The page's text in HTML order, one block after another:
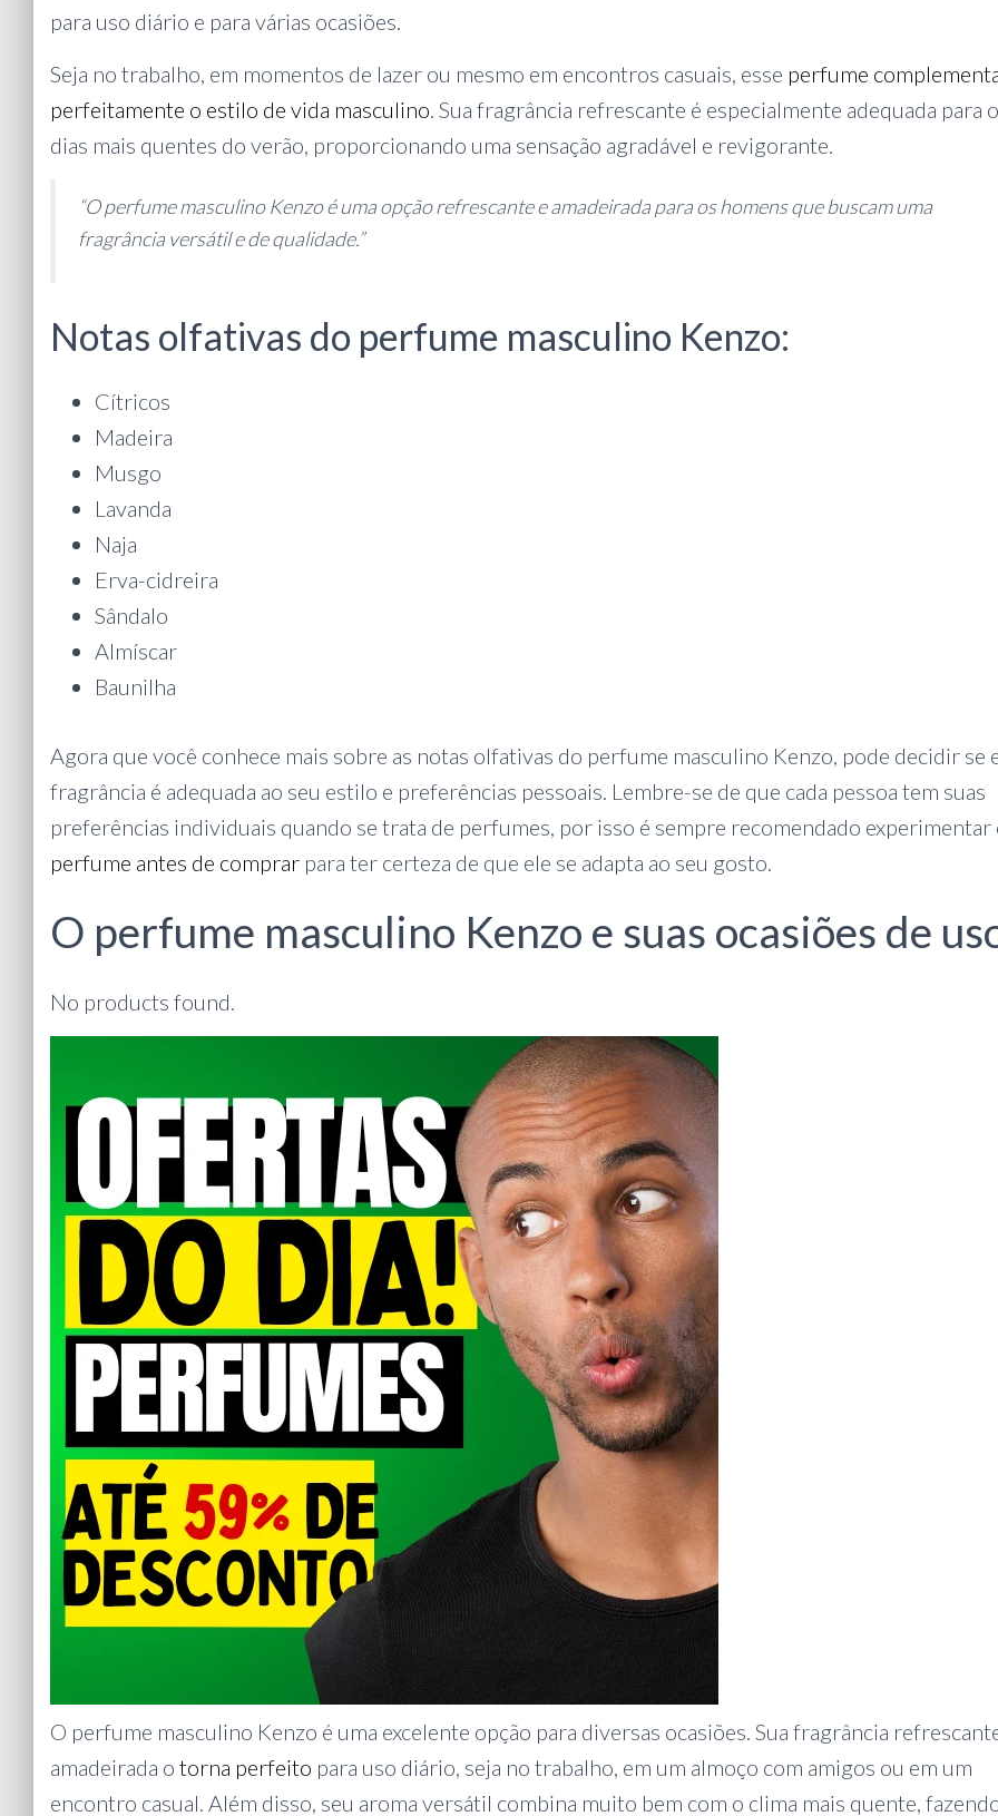
para uso diário e para várias ocasiões.
Seja no trabalho, em momentos de lazer ou mesmo em encontros casuais, esse perfume
perfeitamente o estilo de vida masculino. Sua fragrância refrescante é especialmente adequada para
dias mais quentes do verão, proporcionando uma sensação agradável e revigorante.
“O perfume masculino Kenzo é uma opção refrescante e amadeirada para os homens que buscam uma
fragrância versátil e de qualidade.”
Notas olfativas do perfume masculino Kenzo:
Cítricos
Madeira
Musgo
Lavanda
Naja
Erva-cidreira
Sândalo
Almíscar
Baunilha
Agora que você conhece mais sobre as notas olfativas do perfume masculino Kenzo, pode decidir se
fragrância é adequada ao seu estilo e preferências pessoais. Lembre-se de que cada pessoa tem suas
preferências individuais quando se trata de perfumes, por isso é sempre recomendado experimentar
perfume antes de comprar para ter certeza de que ele se adapta ao seu gosto.
O perfume masculino Kenzo e suas ocasiões de
No products found.
O perfume masculino Kenzo é uma excelente opção para diversas ocasiões. Sua fragrância
amadeirada o torna perfeito para uso diário, seja no trabalho, em um almoço com amigos ou em um
encontro casual. Além disso, seu aroma versátil combina muito bem com o clima mais quente,